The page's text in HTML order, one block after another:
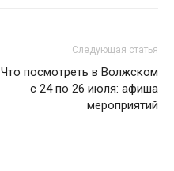
Следующая статья
Что посмотреть в Волжском
с 24 по 26 июля: афиша
мероприятий